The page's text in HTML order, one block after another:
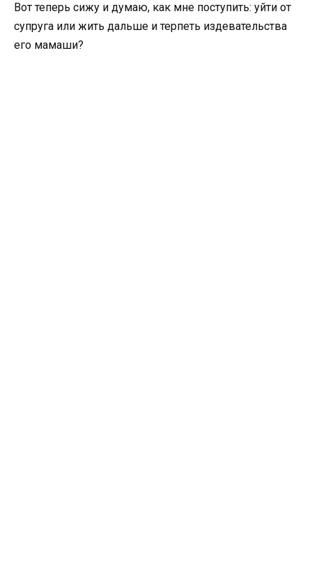
Вот теперь сижу и думаю, как мне поступить: уйти от
супруга или жить дальше и терпеть издевательства
его мамаши?